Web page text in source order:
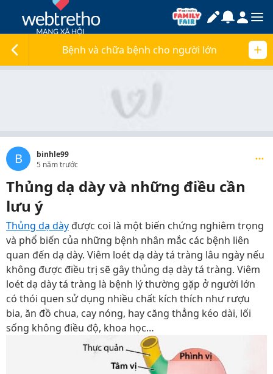
Bệnh và chữa bệnh cho người lớn
B
binhle99
5 năm trước
Thủng dạ dày và những điều cần
lưu ý
Thủng dạ dày được coi là một biến chứng nghiêm trọng
và phổ biến của những bệnh nhân mắc các bệnh liên
quan đến dạ dày. Viêm loét dạ dày tá tràng lâu ngày nếu
không được điều trị sẽ gây thủng dạ dày tá tràng. Viêm
loét dạ dày tá tràng là bệnh lý thường gặp ở người lớn
có thói quen sử dụng nhiều chất kích thích như rượu
bia, ăn đồ chua, cay nóng, hay căng thẳng kéo dài, lối
sống không điều độ, khoa học…